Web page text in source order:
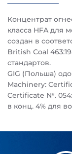
Концентрат
класса HFA для
создан в
British Coal
стандартов.
GIG (Польша)
Machinery:
Certificate №.
в конц. 4% для